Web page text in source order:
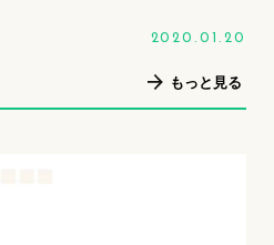
2020.01.20
もっと見る